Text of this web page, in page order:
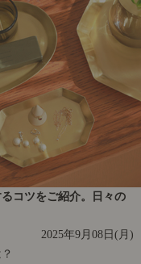
コツをご紹介。日々の
2025年9月08日(月)